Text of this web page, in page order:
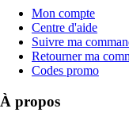
Mon compte
Centre d'aide
Suivre ma
Retourner ma
Codes promo
À propos